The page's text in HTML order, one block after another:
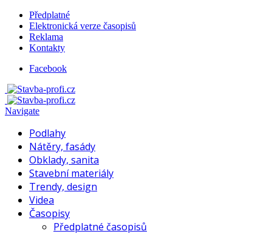
Předplatné
Elektronická verze časopisů
Reklama
Kontakty
Facebook
Navigate
Podlahy
Nátěry, fasády
Obklady, sanita
Stavební materiály
Trendy, design
Videa
Časopisy
Předplatné časopisů